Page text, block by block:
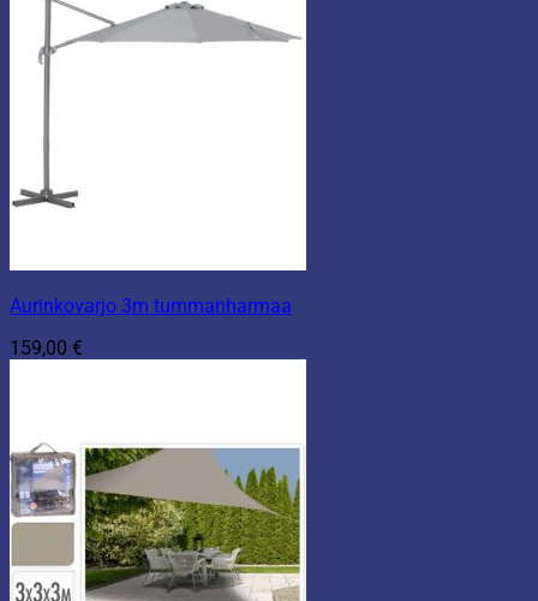
Aurinkovarjo 3m tummanharmaa
159,00 €